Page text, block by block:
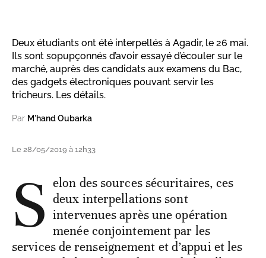
Deux étudiants ont été interpellés à Agadir, le 26 mai.
Ils sont sopupçonnés d’avoir essayé d’écouler sur le
marché, auprès des candidats aux examens du Bac,
des gadgets électroniques pouvant servir les
tricheurs. Les détails.
Par M'hand Oubarka
Le 28/05/2019 à 12h33
S elon des sources sécuritaires, ces
deux interpellations sont
intervenues après une opération
menée conjointement par les
services de renseignement et d’appui et les